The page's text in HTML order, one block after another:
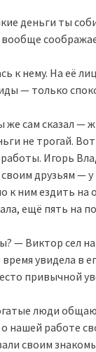
деньги ты
к нему. На её
— только
же сам сказал —
не трогай.
Игорь
друзьям — у
к ним ездить на
ещё пять на
— Виктор сел
увидела в
привычной
люди
о нашей работе
своим